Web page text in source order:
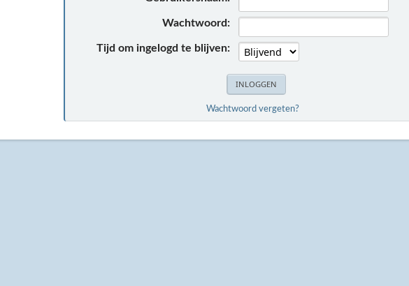
Wachtwoord:
Tijd om ingelogd te blijven:
Wachtwoord vergeten?